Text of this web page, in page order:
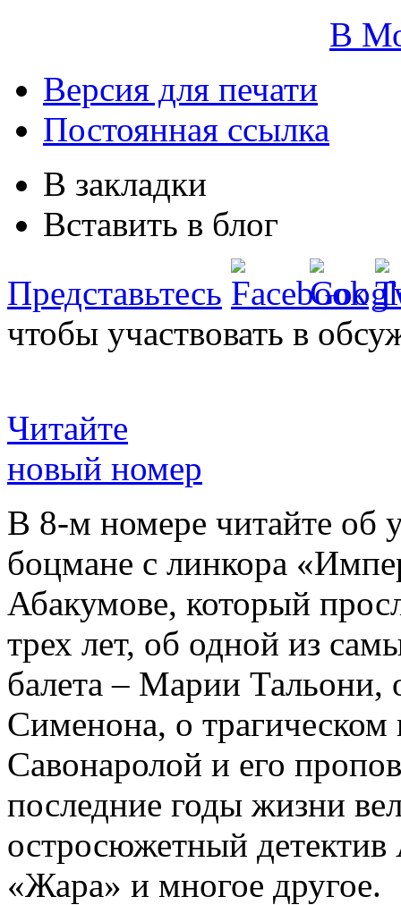
В
Версия для печати
Постоянная ссылка
В закладки
Вставить в блог
Представьтесь
чтобы участвовать в
Читайте
новый номер
В 8-м номере читайте об
боцмане с линкора
Абакумове, который
трех лет, об одной из
балета – Марии
Сименона, о трагическом
Савонаролой и его
последние годы жизни
остросюжетный детектив
«Жара» и многое другое.